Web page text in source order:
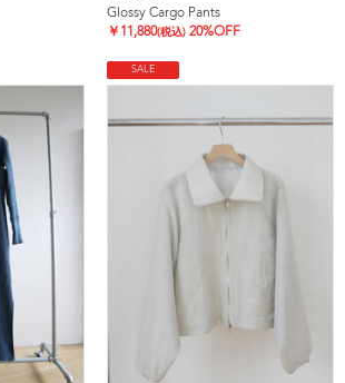
Glossy Cargo Pants
￥ 11,880(税込) 20%OFF
SALE